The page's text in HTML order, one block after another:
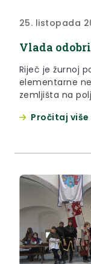
25. listopada
Vlada
Riječ je žurnoj
elementarne
zemljišta na
sanaciju
Pročitaj više